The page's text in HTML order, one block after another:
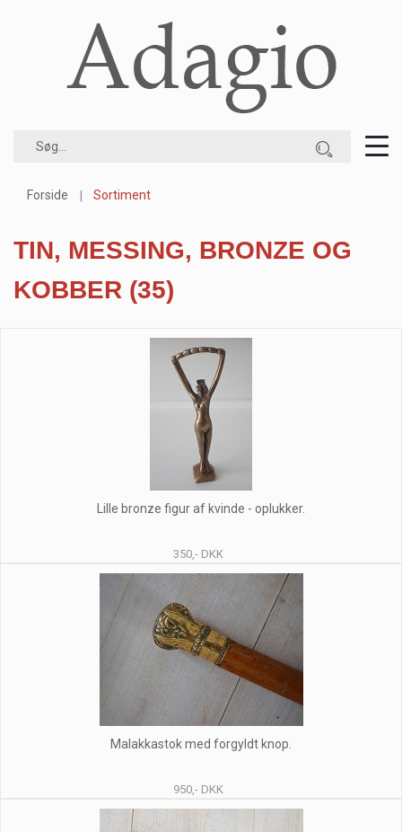
Forside Sortiment
TIN, MESSING, BRONZE OG
KOBBER (35)
Lille bronze figur af kvinde - oplukker.
350,- DKK
Malakkastok med forgyldt knop.
950,- DKK